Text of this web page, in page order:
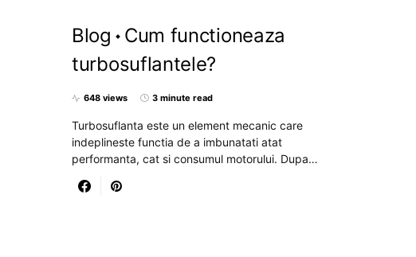
Blog
Cum functioneaza
turbosuflantele?
648 views 3 minute read
Turbosuflanta este un element mecanic care
indeplineste functia de a imbunatati atat
performanta, cat si consumul motorului. Dupa…